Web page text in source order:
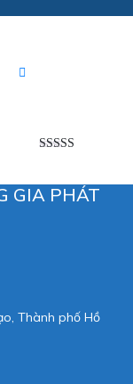
sao
GIA PHÁT
Thành phố Hồ